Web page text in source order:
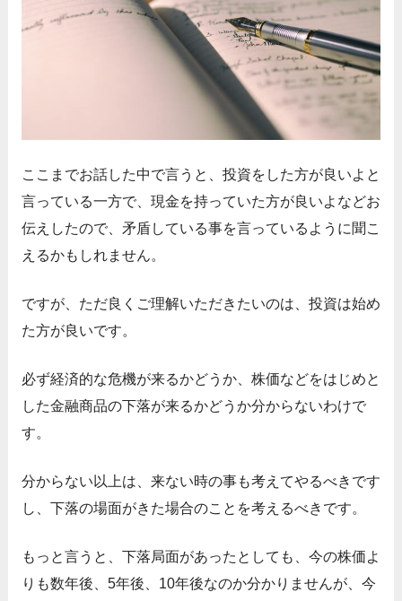
ここまでお話した中で言うと、投資をした方が良いよと
言っている一方で、現金を持っていた方が良いよなどお
伝えしたので、矛盾している事を言っているように聞こ
えるかもしれません。
ですが、ただ良くご理解いただきたいのは、投資は始め
た方が良いです。
必ず経済的な危機が来るかどうか、株価などをはじめと
した金融商品の下落が来るかどうか分からないわけで
す。
分からない以上は、来ない時の事も考えてやるべきです
し、下落の場面がきた場合のことを考えるべきです。
もっと言うと、下落局面があったとしても、今の株価よ
りも数年後、5年後、10年後なのか分かりませんが、今